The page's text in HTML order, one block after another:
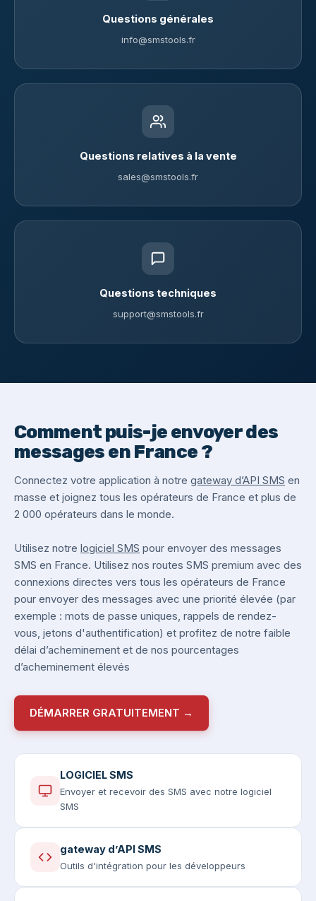
Questions générales
info@smstools.fr
Questions relatives à la vente
sales@smstools.fr
Questions techniques
support@smstools.fr
Comment puis-je envoyer des
messages en France ?
Connectez votre application à notre gateway d’API SMS en
masse et joignez tous les opérateurs de France et plus de
2 000 opérateurs dans le monde.
Utilisez notre logiciel SMS pour envoyer des messages
SMS en France. Utilisez nos routes SMS premium avec des
connexions directes vers tous les opérateurs de France
pour envoyer des messages avec une priorité élevée (par
exemple : mots de passe uniques, rappels de rendez-
vous, jetons d'authentification) et profitez de notre faible
délai d’acheminement et de nos pourcentages
d’acheminement élevés
DÉMARRER GRATUITEMENT →
LOGICIEL SMS
Envoyer et recevoir des SMS avec notre logiciel
SMS
gateway d’API SMS
Outils d'intégration pour les développeurs